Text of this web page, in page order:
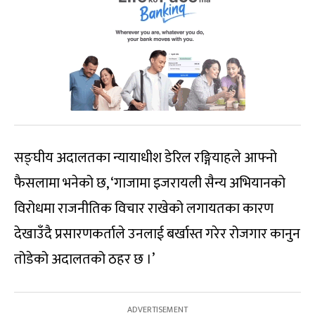
सङ्घीय अदालतका न्यायाधीश डेरिल रङ्गियाहले आफ्नो
फैसलामा भनेको छ, ‘गाजामा इजरायली सैन्य अभियानको
विरोधमा राजनीतिक विचार राखेको लगायतका कारण
देखाउँदै प्रसारणकर्ताले उनलाई बर्खास्त गरेर रोजगार कानुन
तोडेको अदालतको ठहर छ ।’